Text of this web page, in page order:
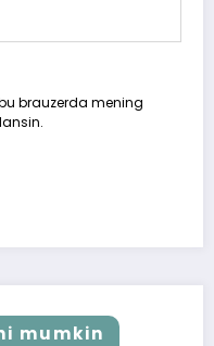
brauzerda mening
mumkin